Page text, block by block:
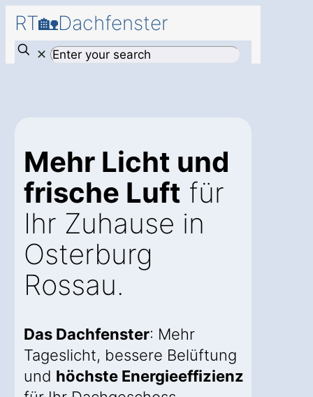
RT🏡Dachfenster
✕
Mehr Licht und
frische Luft für
Ihr Zuhause in
Osterburg
Rossau.
Das Dachfenster: Mehr
Tageslicht, bessere Belüftung
und höchste Energieeffizienz